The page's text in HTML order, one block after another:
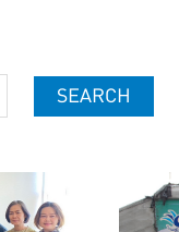
SEARCH